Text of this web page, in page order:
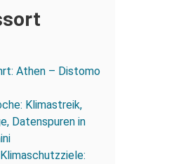
Athen – Distomo
Klimastreik,
Datenspuren in